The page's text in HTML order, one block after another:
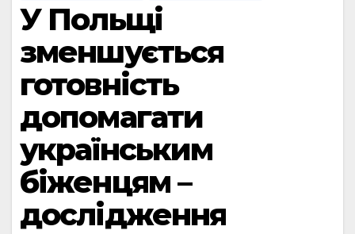
У Польщі
зменшується
готовність
допомагати
українським
біженцям –
дослідження